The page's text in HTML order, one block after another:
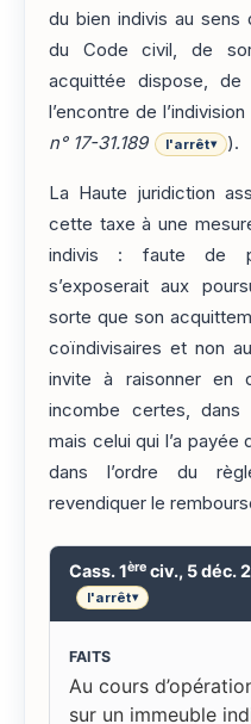
du bien indivis au sens
du Code civil, de
acquittée dispose,
l’encontre de l’indivision
n° 17-31.189
l'arrêt▾ ).
La Haute juridiction
cette taxe à une
indivis : faute de
s’exposerait aux
sorte que son
coïndivisaires et non
invite à raisonner en
incombe certes, dans
mais celui qui l’a
dans l’ordre du
revendiquer le
Cass. 1ère civ., 5 déc.
l'arrêt▾
FAITS
Au cours
sur un immeuble